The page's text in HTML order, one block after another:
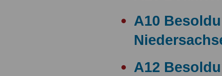
A10
A12